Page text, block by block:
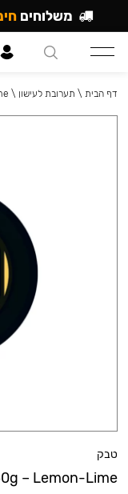
טבק
– Lemon-Lime
דף הבית \ תערובת לעישון \
משלוחים